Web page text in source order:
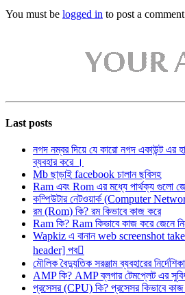
You must be logged in to post a
Last posts
নগদ নম্বর দিয়ে যে কারো নগদ একাউন্ট
ব্যবহার করে ।
Mb ছাড়াই facebook চালান ছবিসহ
Ram এবং Rom এর মধ্যে পার্থক্য গুলো
কম্পিউটার নেটওয়ার্ক (Computer
রম (Rom) কি? রম কিভাবে কাজ করে
Ram কি? Ram কিভাবে কাজ করে জেনে
Wapkiz এ বানান web screenshot
header] পব
মৌলিক বৈদ্যুতিক সরঞ্জাম ব্যবহারের নির্দেশিকা
AMP কি? AMP ব্লগার টেমপ্লেট এর
প্রসেসর (CPU) কি? প্রসেসর কিভাবে কাজ